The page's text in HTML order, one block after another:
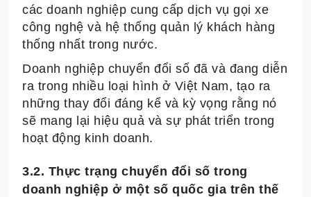
các doanh nghiệp cung cấp dịch vụ gọi xe
công nghệ và hệ thống quản lý khách hàng
thống nhất trong nước.
Doanh nghiệp chuyển đổi số đã và đang diễn
ra trong nhiều loại hình ở Việt Nam, tạo ra
những thay đổi đáng kể và kỳ vọng rằng nó
sẽ mang lại hiệu quả và sự phát triển trong
hoạt động kinh doanh.
3.2. Thực trạng chuyển đổi số trong
doanh nghiệp ở một số quốc gia trên thế